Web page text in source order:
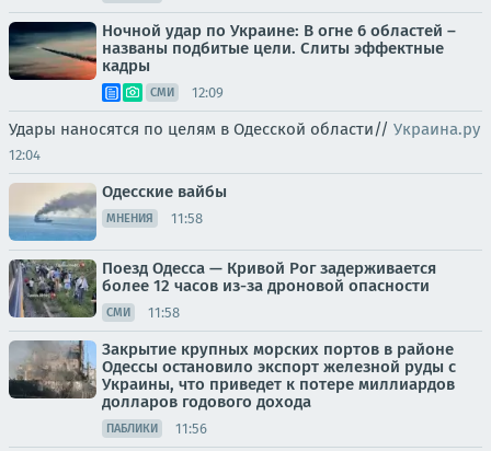
Ночной удар по Украине: В огне 6 областей –
названы подбитые цели. Слиты эффектные
кадры
СМИ 12:09
Удары наносятся по целям в Одесской области// Украина.ру
12:04
Одесские вайбы
МНЕНИЯ 11:58
Поезд Одесса — Кривой Рог задерживается
более 12 часов из-за дроновой опасности
СМИ 11:58
Закрытие крупных морских портов в районе
Одессы остановило экспорт железной руды с
Украины, что приведет к потере миллиардов
долларов годового дохода
ПАБЛИКИ 11:56